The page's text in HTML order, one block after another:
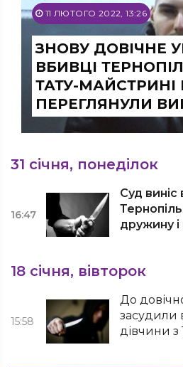
11 ЛЮТОГО 2022, 13:26
ЗНОВУ ДОВІЧНЕ
ВБИВЦІ
ТАТУ-МАЙСТРИНІ
ПЕРЕГЛЯНУЛИ
31 січня, понеділок
16:47
Суд
дружину і
18 січня, вівторок
15:58
До
засудили
дівчини